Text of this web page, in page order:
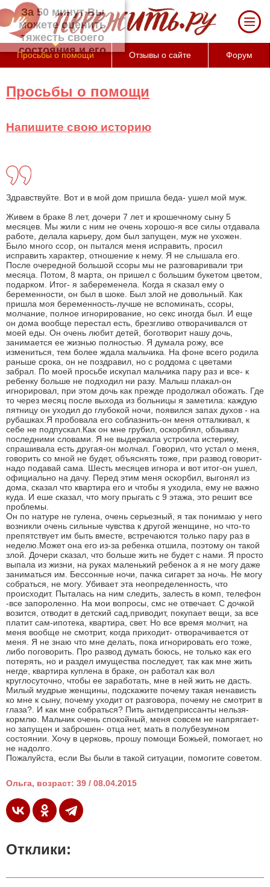
За 50 минут Вы можете оценить тяжесть
своего состояния и его психологические
причины (бесплатно)
Просьбы о помощи Отзывы о сайте Форум
Просьбы о помощи
Напишите свою историю
Здравствуйте. Вот и в мой дом пришла беда- ушел мой муж.
Живем в браке 8 лет, дочери 7 лет и крошечному сыну 5
месяцев. Мы жили с ним не очень хорошо-я все силы отдавала
работе, делала карьеру, дом был запущен, муж не ухожен.
Было много ссор, он пытался меня исправить, просил
исправить характер, отношение к нему. Я не слышала его.
После очередной большой ссоры мы не разговаривали три
месяца. Потом, 8 марта, он пришел с большим букетом цветом,
подарком. Итог- я забеременела. Когда я сказал ему о
беременности, он был в шоке. Был злой не довольный. Как
пришла моя беременность-лучше не вспоминать, ссоры,
молчание, полное игнорирование, но секс иногда был. И еще
он дома вообще перестал есть, брезгливо отворачивался от
моей еды. Он очень любит детей, боготворит нашу дочь,
занимается ее жизнью полностью. Я думала рожу, все
измениться, тем более ждала мальчика. На фоне всего родила
раньше срока, он не поздравил, но с роддома с цветами
забрал. По моей просьбе искупал мальчика пару раз и все- к
ребенку больше не подходил ни разу. Малыш плакал-он
игнорировал, при этом дочь как прежде продолжал обожать. Где
то через месяц после выхода из больницы я заметила: каждую
пятницу он уходил до глубокой ночи, появился запах духов - на
рубашках.Я пробовала его соблазнить-он меня отталкивал, к
себе не подпускал.Как он мне грубил, оскорблял, обзывал
последними словами. Я не выдержала устроила истерику,
спрашивала есть другая-он молчал. Говорил, что устал о меня,
говорить со мной не будет, объяснять тоже, при развод говорит-
надо подавай сама. Шесть месяцев игнора и вот итог-он ушел,
официально на дачу. Перед этим меня оскорбил, выгонял из
дома, сказал что квартира его и чтобы я уходила, ему не важно
куда. И еше сказал, что могу прыгать с 9 этажа, это решит все
проблемы.
Он по натуре не гулена, очень серьезный, я так понимаю у него
возникли очень сильные чувства к другой женщине, но что-то
препятствует им быть вместе, встречаются только пару раз в
неделю.Может она его из-за ребенка отшила, поэтому он такой
злой. Дочери сказал, что больше жить не будет с нами. Я просто
выпала из жизни, на руках маленький ребенок а я не могу даже
заниматься им. Бессонные ночи, пачка сигарет за ночь. Не могу
собраться, не могу. Убивает эта неопределенность, что
происходит. Пыталась на ним следить, залесть в комп, телефон
-все запороленно. На мои вопросы, смс не отвечает. С дочкой
возится, отводит в детский сад,приводит, покупает вещи, за все
платит сам-ипотека, квартира, свет. Но все время молчит, на
меня вообще не смотрит, когда приходит- отворачивается от
меня. Я не знаю что мне делать, пока игнорировать его тоже,
либо поговорить. Про развод думать боюсь, не только как его
потерять, но и раздел имущества последует, так как мне жить
негде, квартира куплена в браке, он работал как вол
круглосуточно, чтобы ее заработать, мне в ней жить не дасть.
Милый мудрые женщины, подскажите почему такая ненависть
ко мне к сыну, почему уходит от разговора, почему не смотрит в
глаза?. И как мне собраться? Пить антидеприссанты нельзя-
кормлю. Мальчик очень спокойный, меня совсем не напрягает-
но запущен и заброшен- отца нет, мать в полубезумном
состоянии. Хочу в церковь, прошу помощи Божьей, помогает, но
не надолго.
Пожалуйста, если Вы были в такой ситуации, помогите советом.
Ольга, возраст: 39 / 08.04.2015
Отклики: